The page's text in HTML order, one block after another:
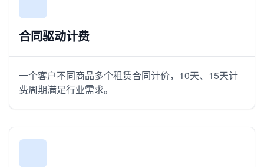
合同驱动计费
一个客户不同商品多个租赁合同计价，10天、15天计
费周期满足行业需求。